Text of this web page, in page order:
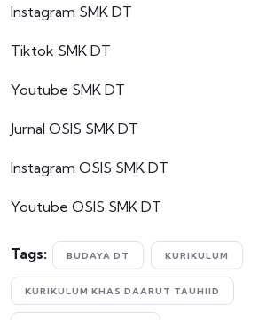
Instagram SMK DT
Tiktok SMK DT
Youtube SMK DT
Jurnal OSIS SMK DT
Instagram OSIS SMK DT
Youtube OSIS SMK DT
Tags: BUDAYA DT KURIKULUM
KURIKULUM KHAS DAARUT TAUHIID